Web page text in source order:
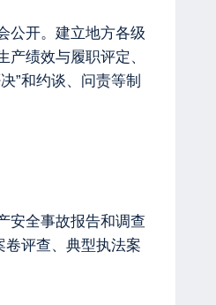
公开。建立地方各级
绩效与履职评定、
”和约谈、问责等制
安全事故报告和调查
卷评查、典型执法案